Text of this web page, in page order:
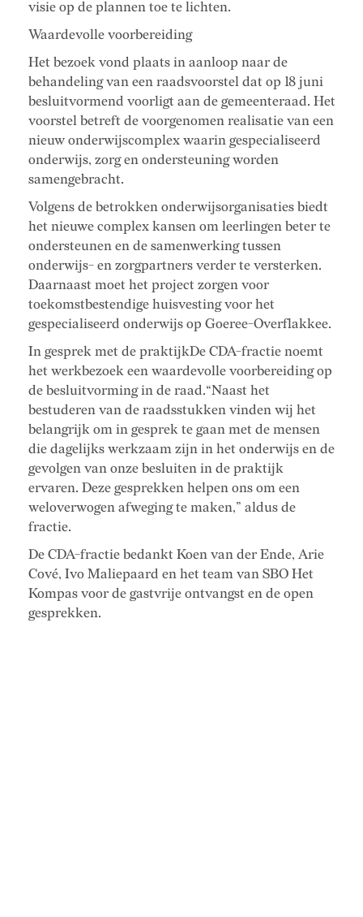
visie op de plannen toe te lichten.
Waardevolle voorbereiding
Het bezoek vond plaats in aanloop naar de
behandeling van een raadsvoorstel dat op 18 juni
besluitvormend voorligt aan de gemeenteraad. Het
voorstel betreft de voorgenomen realisatie van een
nieuw onderwijscomplex waarin gespecialiseerd
onderwijs, zorg en ondersteuning worden
samengebracht.
Volgens de betrokken onderwijsorganisaties biedt
het nieuwe complex kansen om leerlingen beter te
ondersteunen en de samenwerking tussen
onderwijs- en zorgpartners verder te versterken.
Daarnaast moet het project zorgen voor
toekomstbestendige huisvesting voor het
gespecialiseerd onderwijs op Goeree-Overflakkee.
In gesprek met de praktijkDe CDA-fractie noemt
het werkbezoek een waardevolle voorbereiding op
de besluitvorming in de raad.“Naast het
bestuderen van de raadsstukken vinden wij het
belangrijk om in gesprek te gaan met de mensen
die dagelijks werkzaam zijn in het onderwijs en de
gevolgen van onze besluiten in de praktijk
ervaren. Deze gesprekken helpen ons om een
weloverwogen afweging te maken,” aldus de
fractie.
De CDA-fractie bedankt Koen van der Ende, Arie
Cové, Ivo Maliepaard en het team van SBO Het
Kompas voor de gastvrije ontvangst en de open
gesprekken.